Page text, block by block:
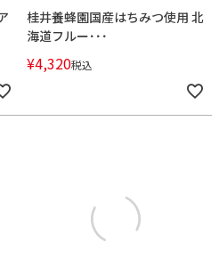
桂井養蜂園国産はちみつ使用 北
海道フルー･･･
¥4,320税込